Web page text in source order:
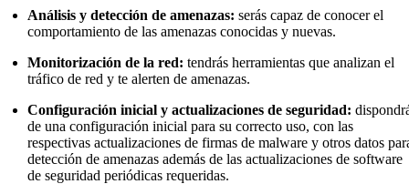
Análisis y detección de amenazas: serás capaz de conocer el
comportamiento de las amenazas conocidas y nuevas.
Monitorización de la red: tendrás herramientas que analizan el
tráfico de red y te alerten de amenazas.
Configuración inicial y actualizaciones de seguridad:
de una configuración inicial para su correcto uso, con las
respectivas actualizaciones de firmas de malware y otros datos
detección de amenazas además de las actualizaciones de software
de seguridad periódicas requeridas.